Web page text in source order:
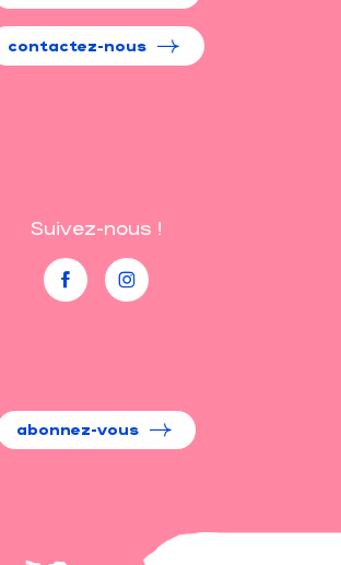
contactez-nous
Suivez-nous !
abonnez-vous